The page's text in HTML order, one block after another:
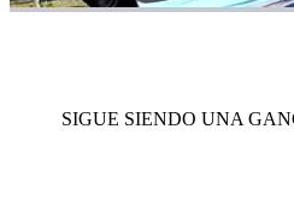
SIGUE SIENDO UNA